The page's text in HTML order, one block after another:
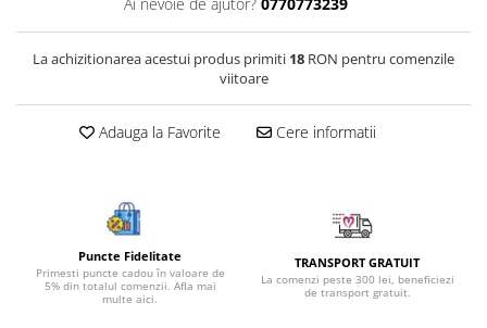
Bijuterii opal
Bijuterii rodocrozit
Bijuterii rubin
Bijuterii safir
La achizitionarea acestui produs primiti 18 RON pentru comenzile
viitoare
Adauga la Favorite Cere informatii
Puncte Fidelitate
Primesti puncte cadou în valoare de
5% din totalul comenzii. Afla mai
multe aici.
TRANSPORT GRATUIT
La comenzi peste 300 lei, beneficiezi
de transport gratuit.